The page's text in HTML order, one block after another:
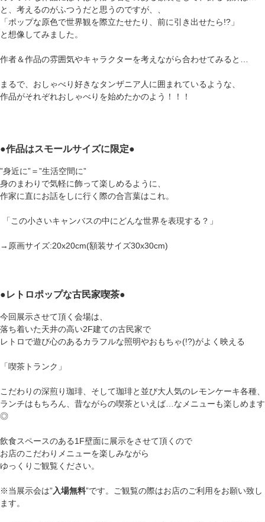
と、考えるのがふつうだと思うのですが、、
「ポップな原色で世界観を際立たせたり、前に引き出せたら!?」
と想像してみました。
作者＆作品の雰囲気やキャラクターを考えながら合わせてみると…
まるで、おしゃべり好きなタンザニア人に囲まれているような、
作品がそれぞれおしゃべりを始めたかのよう！！！
●作品はスモールサイズに限定●
”身近に”＝”生活空間に”
身のまわりで気軽に飾って楽しめるように、
作家に直にお話をしに行く際の合言葉はこれ。
「この小さいキャンバスの中にどんな世界を表現する？」
→原画サイズ:20x20cm(額装サイズ30x30cm)
●レトロポップな古民家喫茶●
今回展示させて頂く会場は、
落ち着いた天井の高い2F建ての古民家で
レトロで遊び心のあるカラフルな照明やおもちゃ(!?)がよく映える
「喫茶トランク」
こだわりの深煎り珈琲、そして珈琲と並び大人気のレモンケーキ各種、
ランチはもちろん、昔ながらの喫茶といえば…なメニューも楽しめます
◎
飲食スペースのある1F壁面に展示をさせて頂くので
お店のこだわりメニューを楽しみながら
ゆっくりご観覧ください。
※当展示会は”入場無料”です。ご観覧の際はお店のご利用をお願い致し
ます。